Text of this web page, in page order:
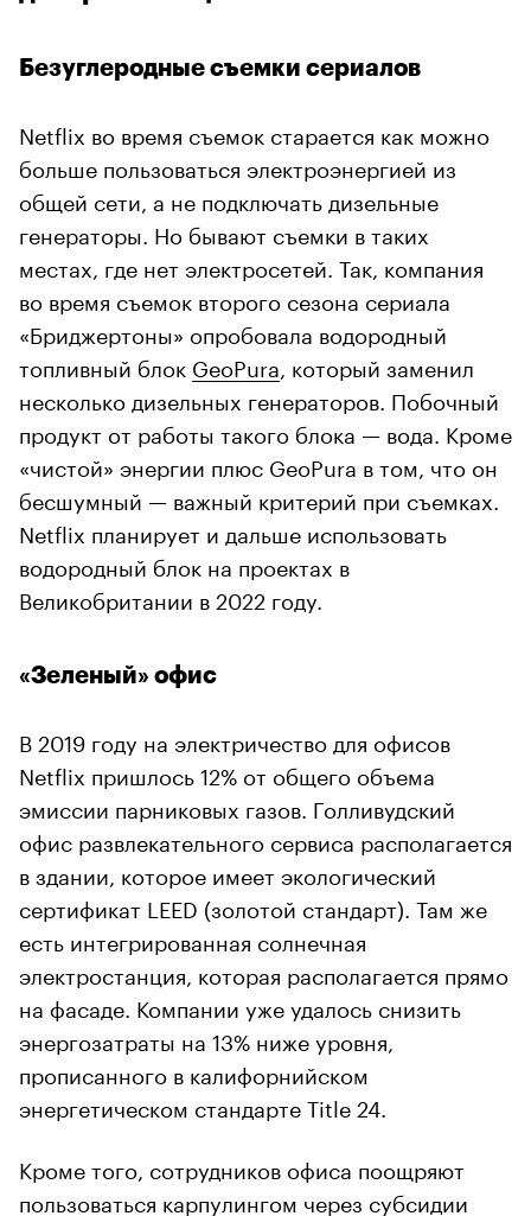
Безуглеродные съемки сериалов
Netflix во время съемок старается как можно
больше пользоваться электроэнергией из
общей сети, а не подключать дизельные
генераторы. Но бывают съемки в таких
местах, где нет электросетей. Так, компания
во время съемок второго сезона сериала
«Бриджертоны» опробовала водородный
топливный блок GeoPura , который заменил
несколько дизельных генераторов. Побочный
продукт от работы такого блока — вода. Кроме
«чистой» энергии плюс GeoPura в том, что он
бесшумный — важный критерий при съемках.
Netflix планирует и дальше использовать
водородный блок на проектах в
Великобритании в 2022 году.
«Зеленый» офис
В 2019 году на электричество для офисов
Netflix пришлось 12% от общего объема
эмиссии парниковых газов. Голливудский
офис развлекательного сервиса располагается
в здании, которое имеет экологический
сертификат LEED (золотой стандарт). Там же
есть интегрированная солнечная
электростанция, которая располагается прямо
на фасаде. Компании уже удалось снизить
энергозатраты на 13% ниже уровня,
прописанного в калифорнийском
энергетическом стандарте Title 24.
Кроме того, сотрудников офиса поощряют
пользоваться карпулингом через субсидии